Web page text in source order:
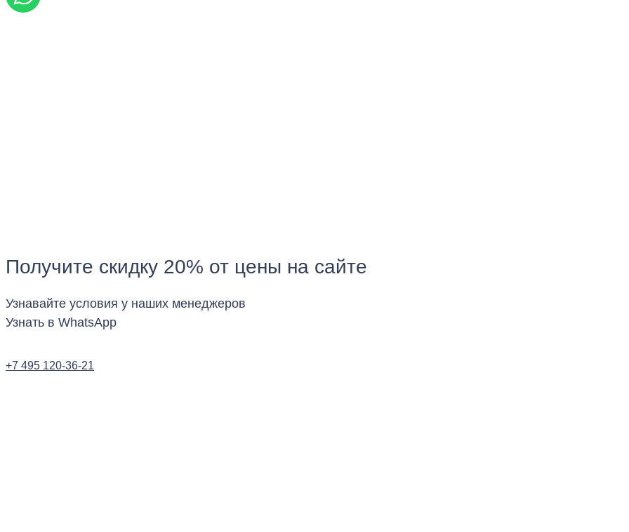
Получите скидку 20% от цены на сайте
Узнавайте условия у наших менеджеров
Узнать в WhatsApp
+7 495 120-36-21